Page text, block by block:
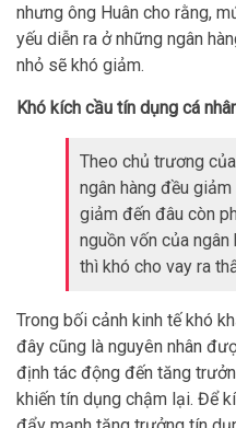
nhưng ông Huân cho rằng,
yếu diễn ra ở những ngân
nhỏ sẽ khó giảm.
Khó kích cầu tín dụng cá
Theo chủ trương
ngân hàng đều
giảm đến đâu còn
nguồn vốn của ngân
thì khó cho vay ra
Trong bối cảnh kinh tế khó
đây cũng là nguyên nhân
định tác động đến tăng
khiến tín dụng chậm lại. Để